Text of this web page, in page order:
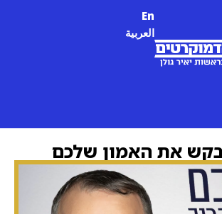
En
العربية
את האמון שלכם